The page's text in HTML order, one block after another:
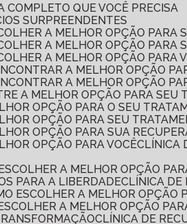
COMPLETO QUE VOCÊ PRECISA
SURPREENDENTES
A MELHOR OPÇÃO PARA
A MELHOR OPÇÃO PARA
A MELHOR OPÇÃO PARA
A MELHOR OPÇÃO
A MELHOR OPÇÃO
A MELHOR OPÇÃO PARA SEU
OPÇÃO PARA O SEU
OPÇÃO PARA SEU
OPÇÃO PARA SUA
OPÇÃO PARA VOCÊ
A MELHOR OPÇÃO
PARA A LIBERDADE
CLÍNICA
ESCOLHER A MELHOR OPÇÃO
A MELHOR OPÇÃO
CLÍNICA DE